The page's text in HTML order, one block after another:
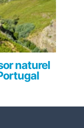
naturel